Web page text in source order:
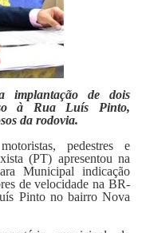
implantação de dois
à Rua Luís Pinto,
da rodovia.
pedestres e
(PT) apresentou na
Municipal indicação
de velocidade na BR-
Pinto no bairro Nova